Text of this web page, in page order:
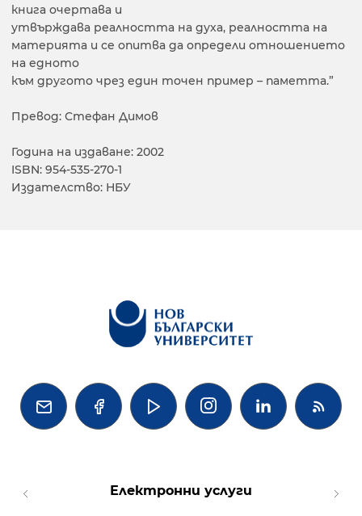
книга очертава и
утвърждава реалността на духа, реалността на
материята и се опитва да определи отношението
на едното
към другото чрез един точен пример – паметта.”
Превод: Стефан Димов
Година на издаване: 2002
ISBN: 954-535-270-1
Издателство: НБУ
   
Електронни услуги